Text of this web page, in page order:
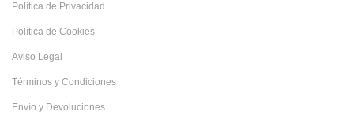
Política de Privacidad
Política de Cookies
Aviso Legal
Términos y Condiciones
Envío y Devoluciones